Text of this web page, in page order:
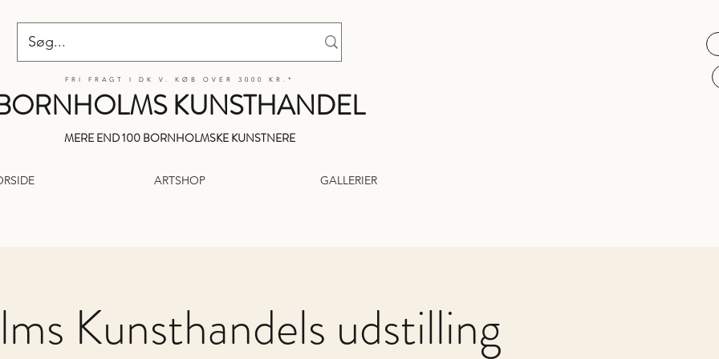
FRI FRAGT I DK V. KØB OVER 3000 KR.*
KUNSTHANDEL
MERE END 100 BORNHOLMSKE KUNSTNERE
ARTSHOP GALLERIER
Kunsthandels udstilling